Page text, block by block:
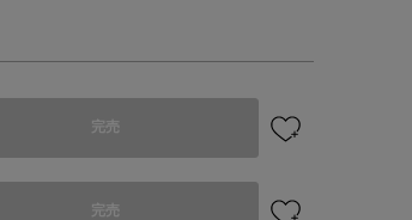
完売
完売